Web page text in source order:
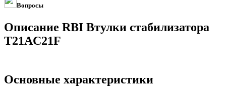
Вопросы
Описание RBI Втулки стабилизатора
T21AC21F
Основные характеристики